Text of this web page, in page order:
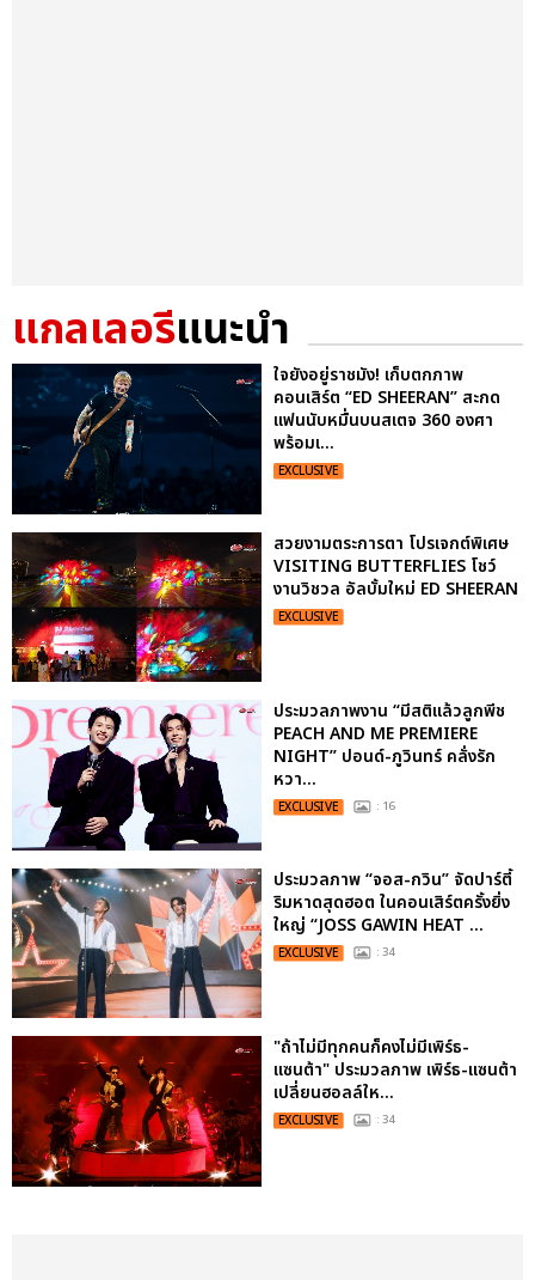
แกลเลอรีแนะนำ
ใจยังอยู่ราชมัง! เก็บตกภาพ
คอนเสิร์ต “ED SHEERAN” สะกด
แฟนนับหมื่นบนสเตจ 360 องศา
พร้อมเ...
EXCLUSIVE
สวยงามตระการตา โปรเจกต์พิเศษ
VISITING BUTTERFLIES โชว์
งานวิชวล อัลบั้มใหม่ ED SHEERAN
EXCLUSIVE
ประมวลภาพงาน “มีสติแล้วลูกพีช
PEACH AND ME PREMIERE
NIGHT” ปอนด์-ภูวินทร์ คลั่งรัก
หวา...
EXCLUSIVE : 16
ประมวลภาพ “จอส-กวิน” จัดปาร์ตี้
ริมหาดสุดฮอต ในคอนเสิร์ตครั้งยิ่ง
ใหญ่ “JOSS GAWIN HEAT ...
EXCLUSIVE : 34
"ถ้าไม่มีทุกคนก็คงไม่มีเพิร์ธ-
แซนต้า" ประมวลภาพ เพิร์ธ-แซนต้า
เปลี่ยนฮอลล์ให...
EXCLUSIVE : 34